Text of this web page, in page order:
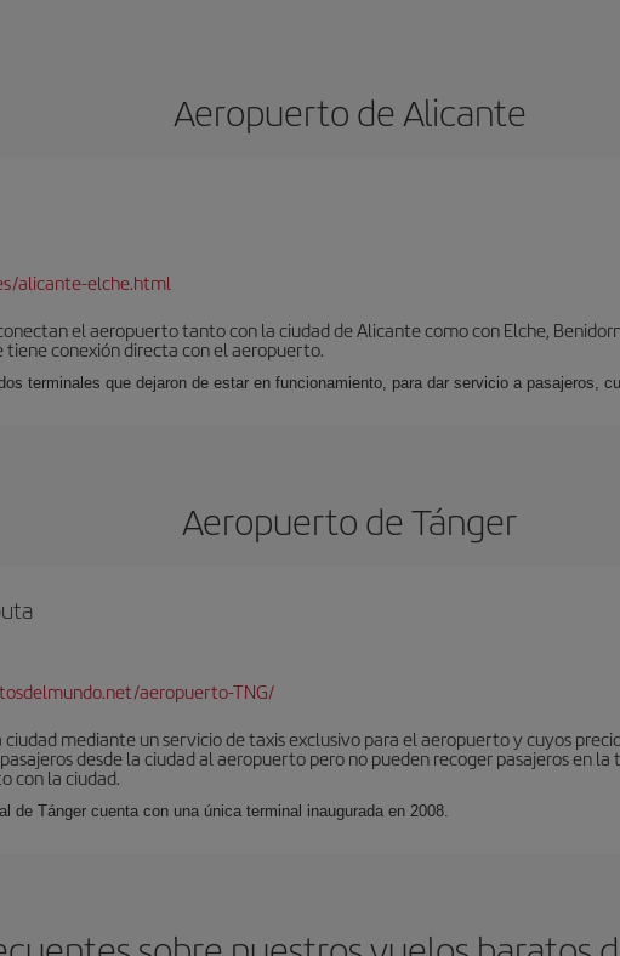
Aeropuerto de Alicante
alicante-elche.html
el aeropuerto tanto con la ciudad de Alicante como con Elche,
conexión directa con el aeropuerto.
terminales que dejaron de estar en funcionamiento, para dar servicio a pasajeros,
Aeropuerto de Tánger
aeropuerto-TNG/
mediante un servicio de taxis exclusivo para el aeropuerto y cuyos
desde la ciudad al aeropuerto pero no pueden recoger pasajeros en
con la ciudad.
de Tánger cuenta con una única terminal inaugurada en 2008.